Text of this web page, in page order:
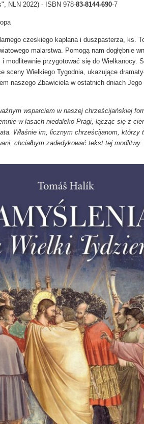
NLN 2022) - ISBN 978-83-8144-690-7
czeskiego kapłana i duszpasterza, ks.
malarstwa. Pomogą nam dogłębnie
modlitewnie przygotować się do Wielkanocy.
sceny Wielkiego Tygodnia, ukazujące
naszego Zbawiciela w ostatnich dniach
wsparciem w naszej chrześcijańskiej
w lasach niedaleko Pragi, łącząc się z
Właśnie im, licznym chrześcijanom, którzy
chciałbym zadedykować tekst tej modlitwy.